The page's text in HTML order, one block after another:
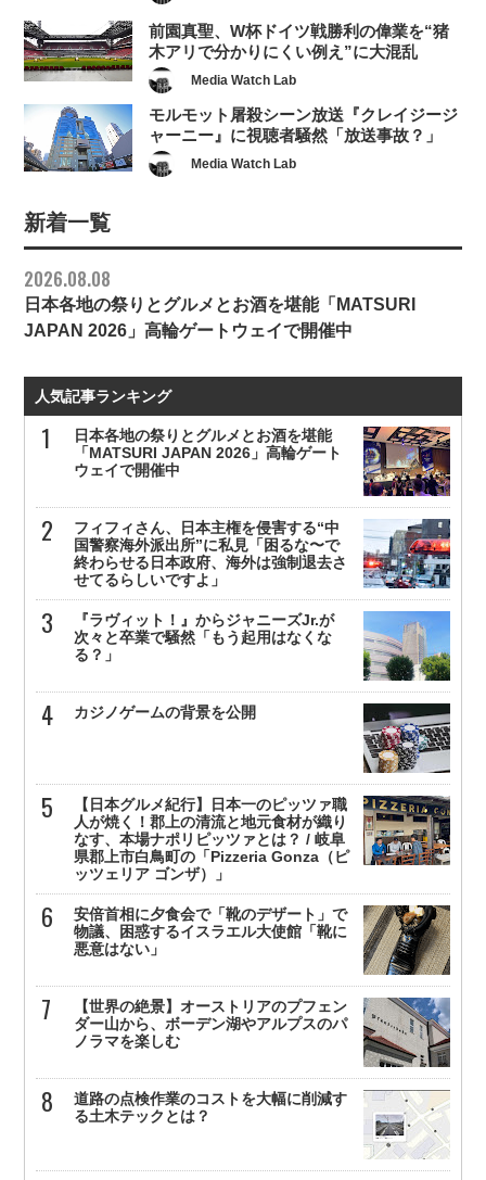
前園真聖、W杯ドイツ戦勝利の偉業を“猪
木アリで分かりにくい例え”に大混乱
Media Watch Lab
モルモット屠殺シーン放送『クレイジージ
ャーニー』に視聴者騒然「放送事故？」
Media Watch Lab
新着一覧
2026.08.08
日本各地の祭りとグルメとお酒を堪能「MATSURI
JAPAN 2026」高輪ゲートウェイで開催中
人気記事ランキング
日本各地の祭りとグルメとお酒を堪能
「MATSURI JAPAN 2026」高輪ゲート
ウェイで開催中
フィフィさん、日本主権を侵害する“中
国警察海外派出所”に私見「困るな〜で
終わらせる日本政府、海外は強制退去さ
せてるらしいですよ」
『ラヴィット！』からジャニーズJr.が
次々と卒業で騒然「もう起用はなくな
る？」
カジノゲームの背景を公開
【日本グルメ紀行】日本一のピッツァ職
人が焼く！郡上の清流と地元食材が織り
なす、本場ナポリピッツァとは？ / 岐阜
県郡上市白鳥町の「Pizzeria Gonza（ピ
ッツェリア ゴンザ）」
安倍首相に夕食会で「靴のデザート」で
物議、困惑するイスラエル大使館「靴に
悪意はない」
【世界の絶景】オーストリアのプフェン
ダー山から、ボーデン湖やアルプスのパ
ノラマを楽しむ
道路の点検作業のコストを大幅に削減す
る土木テックとは？